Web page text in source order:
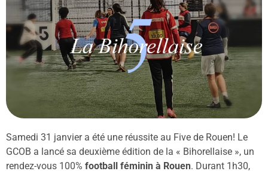
Samedi 31 janvier a été une réussite au Five de Rouen! Le
GCOB a lancé sa deuxième édition de la « Bihorellaise », un
rendez-vous 100% football féminin à Rouen. Durant 1h30,